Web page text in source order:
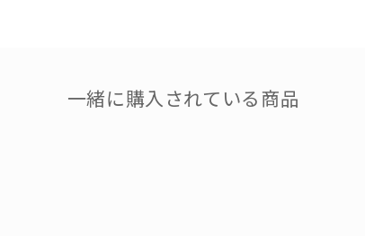
一緒に購入されている商品